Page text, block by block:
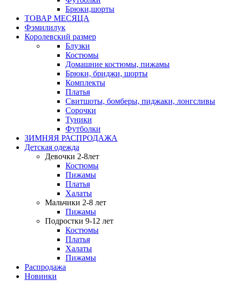
Брюки,шорты
ТОВАР МЕСЯЦА
Фэмилилук
Королевский размер
Блузки
Костюмы
Домашние костюмы, пижамы
Брюки, бриджи, шорты
Комплекты
Платья
Свитшоты, бомберы, пиджаки, лонгсливы
Сорочки
Туники
Футболки
ЗИМНЯЯ РАСПРОДАЖА
Детская одежда
Девочки 2-8лет
Костюмы
Пижамы
Платья
Халаты
Мальчики 2-8 лет
Пижамы
Подростки 9-12 лет
Костюмы
Платья
Халаты
Пижамы
Распродажа
Новинки